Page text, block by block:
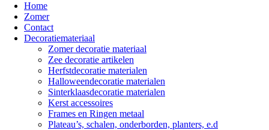
Home
Zomer
Contact
Decoratiemateriaal
Zomer decoratie materiaal
Zee decoratie artikelen
Herfstdecoratie materialen
Halloweendecoratie materialen
Sinterklaasdecoratie materialen
Kerst accessoires
Frames en Ringen metaal
Plateau’s, schalen, onderborden, planters, e.d